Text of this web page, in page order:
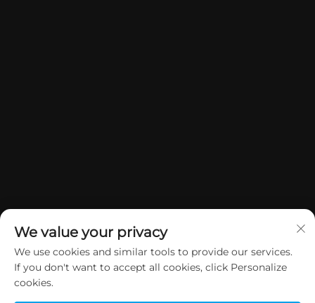
Copyright © 2026 China Dongguan Yuan Jie Gifts & Crafts Co., Ltd.
We value your privacy
We use cookies and similar tools to provide our services.
If you don't want to accept all cookies, click Personalize
cookies.